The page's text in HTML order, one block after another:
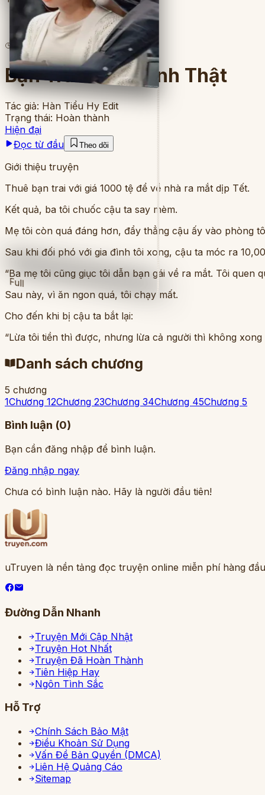
Full
lượt đọc chương
Bạn Trai Giả Thành Thật
Tác giả: Hàn Tiểu Hy Edit
Trạng thái: Hoàn thành
Hiện đại
Đọc từ đầu
Theo dõi
Giới thiệu truyện
Thuê bạn trai với giá 1000 tệ để về nhà ra mắt dịp Tết.
Kết quả, ba tôi chuốc cậu ta say mèm.
Mẹ tôi còn quá đáng hơn, đẩy thẳng cậu ấy vào phòng
Sau khi đối phó với gia đình tôi xong, cậu ta móc ra
“Ba mẹ tôi cũng giục tôi dẫn bạn gái về ra mắt. Tôi
Sau này, vì ăn ngon quá, tôi chạy mất.
Cho đến khi bị cậu ta bắt lại:
“Lừa tôi tiền thì được, nhưng lừa cả người thì không
Danh sách chương
5 chương
1Chương 12Chương 23Chương 34Chương 45Chương 5
Bình luận (0)
Bạn cần đăng nhập để bình luận.
Đăng nhập ngay
Chưa có bình luận nào. Hãy là người đầu tiên!
uTruyen là nền tảng đọc truyện online miễn phí hàng
Đường Dẫn Nhanh
Truyện Mới Cập Nhật
Truyện Hot Nhất
Truyện Đã Hoàn Thành
Tiên Hiệp Hay
Ngôn Tình Sắc
Hỗ Trợ
Chính Sách Bảo Mật
Điều Khoản Sử Dụng
Vấn Đề Bản Quyền (DMCA)
Liên Hệ Quảng Cáo
Sitemap